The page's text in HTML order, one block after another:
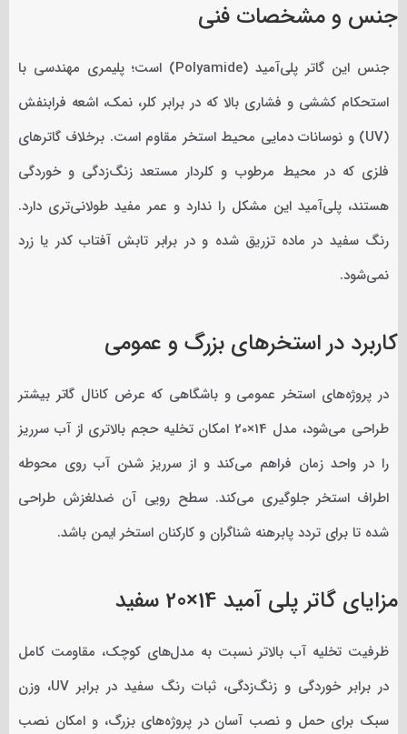
جنس و مشخصات فنی
جنس این گاتر پلی‌آمید (Polyamide) است؛ پلیمری مهندسی با
استحکام کششی و فشاری بالا که در برابر کلر، نمک، اشعه فرابنفش
(UV) و نوسانات دمایی محیط استخر مقاوم است. برخلاف گاترهای
فلزی که در محیط مرطوب و کلردار مستعد زنگ‌زدگی و خوردگی
هستند، پلی‌آمید این مشکل را ندارد و عمر مفید طولانی‌تری دارد.
رنگ سفید در ماده تزریق شده و در برابر تابش آفتاب کدر یا زرد
نمی‌شود.
کاربرد در استخرهای بزرگ و عمومی
در پروژه‌های استخر عمومی و باشگاهی که عرض کانال گاتر بیشتر
طراحی می‌شود، مدل 14×20 امکان تخلیه حجم بالاتری از آب سرریز
را در واحد زمان فراهم می‌کند و از سرریز شدن آب روی محوطه
اطراف استخر جلوگیری می‌کند. سطح رویی آن ضدلغزش طراحی
شده تا برای تردد پابرهنه شناگران و کارکنان استخر ایمن باشد.
مزایای گاتر پلی آمید 14×20 سفید
ظرفیت تخلیه آب بالاتر نسبت به مدل‌های کوچک، مقاومت کامل
در برابر خوردگی و زنگ‌زدگی، ثبات رنگ سفید در برابر UV، وزن
سبک برای حمل و نصب آسان در پروژه‌های بزرگ، و امکان نصب